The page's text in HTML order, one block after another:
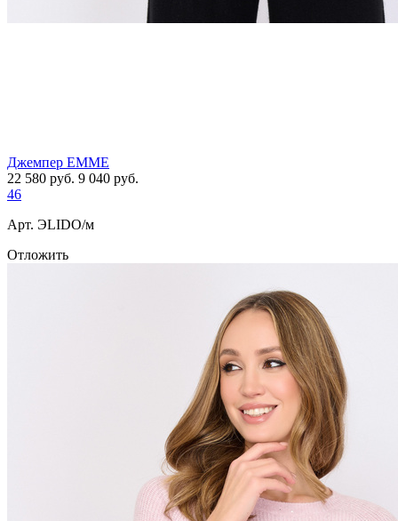
Джемпер EMME
22 580 руб. 9 040 руб.
46
Арт. ЭLIDO/м
Отложить